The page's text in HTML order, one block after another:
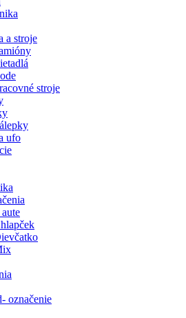
a stroje
stroje
ufo
označenie